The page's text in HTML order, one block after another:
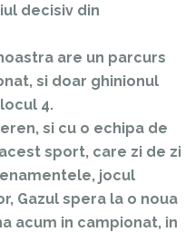
decisiv din
are un parcurs
si doar ghinionul
4.
si cu o echipa de
sport, care zi de zi
jocul
Gazul spera la o noua
acum in campionat, in